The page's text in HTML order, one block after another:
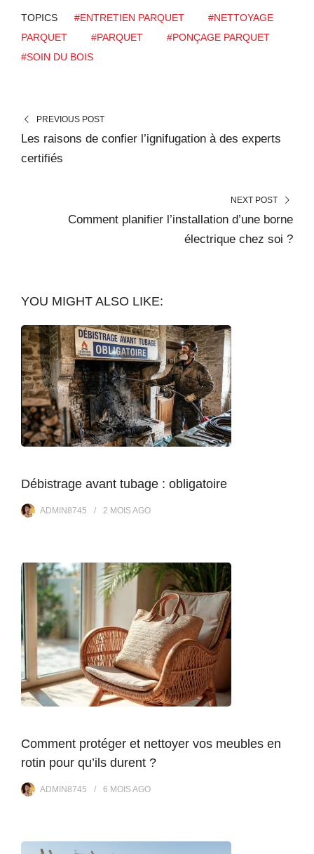
TOPICS #ENTRETIEN PARQUET
#NETTOYAGE
PARQUET
#PARQUET
#PONÇAGE PARQUET
#SOIN DU BOIS
PREVIOUS POST
Les raisons de confier l’ignifugation à des experts
certifiés
NEXT POST
Comment planifier l’installation d’une borne
électrique chez soi ?
YOU MIGHT ALSO LIKE:
Débistrage avant tubage : obligatoire
ADMIN8745 2 MOISAGO
Comment protéger et nettoyer vos meubles en
rotin pour qu’ils durent ?
ADMIN8745 6 MOISAGO